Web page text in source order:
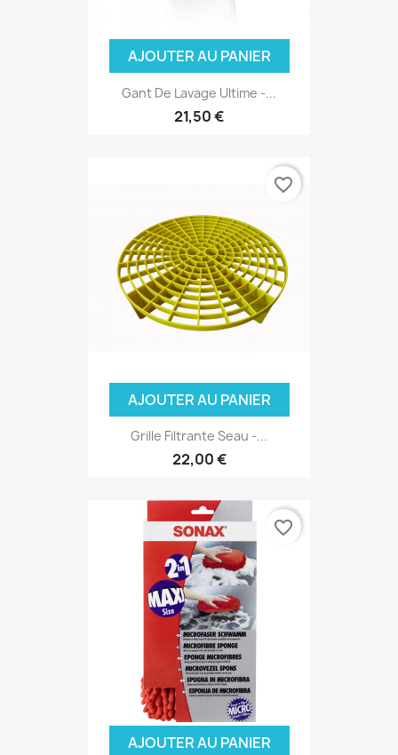
AJOUTER AU PANIER
Gant De Lavage Ultime -...
21,50 €
AJOUTER AU PANIER
Grille Filtrante Seau -...
22,00 €
favorite_border
AJOUTER AU PANIER
favorite_border